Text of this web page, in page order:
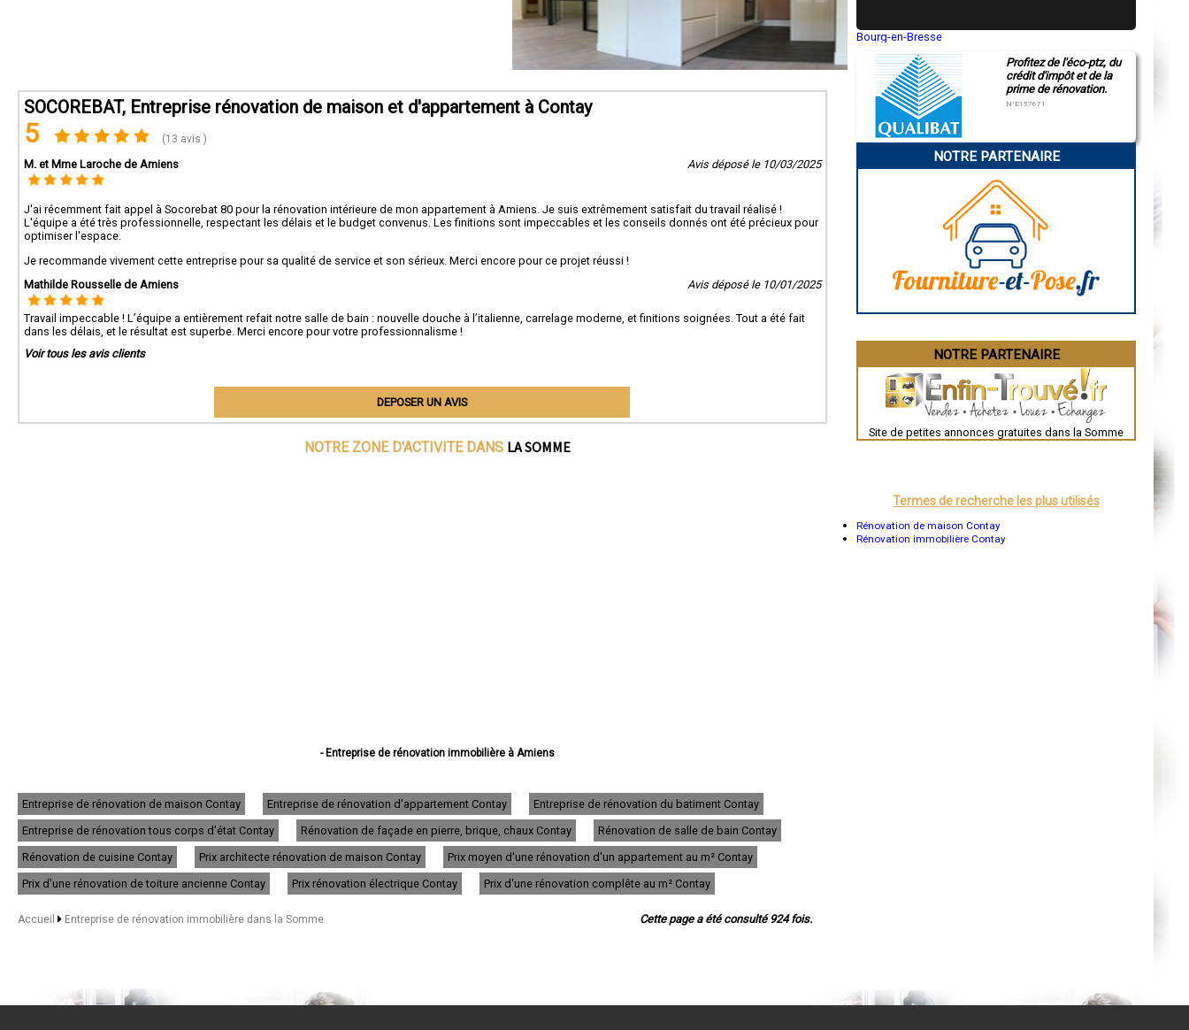
SOCOREBAT, Entreprise rénovation de maison et d'appartement à Contay
5 (13 avis )
M. et Mme Laroche de Amiens Avis déposé le 10/03/2025
J'ai récemment fait appel à Socorebat 80 pour la rénovation intérieure de mon appartement à Amiens. Je suis extrêmement satisfait du travail réalisé !
L'équipe a été très professionnelle, respectant les délais et le budget convenus. Les finitions sont impeccables et les conseils donnés ont été précieux pour
optimiser l'espace.
Je recommande vivement cette entreprise pour sa qualité de service et son sérieux. Merci encore pour ce projet réussi !
Mathilde Rousselle de Amiens
Avis déposé le 10/01/2025
Travail impeccable ! L’équipe a entièrement refait notre salle de bain : nouvelle douche à l’italienne, carrelage moderne, et finitions soignées. Tout a été fait
dans les délais, et le résultat est superbe. Merci encore pour votre professionnalisme !
Voir tous les avis clients
DEPOSER UN AVIS
NOTRE ZONE D'ACTIVITE DANS LA SOMME
- Entreprise de rénovation immobilière à Amiens
- Entreprise de rénovation immobilière à Péronne
- Entreprise de rénovation immobilière à Doullens
- Entreprise de rénovation immobilière à Corbie
- Entreprise de rénovation immobilière à Roye
- Entreprise de rénovation immobilière à Montdidier
- Entreprise de rénovation immobilière à Longueau
- Entreprise de rénovation immobilière à Ham
- Entreprise de rénovation immobilière à Rivery
- Entreprise de rénovation immobilière à Mers-les-Bains
Entreprise de rénovation de maison Contay Entreprise de rénovation d'appartement Contay
Entreprise de rénovation du batiment Contay
Entreprise de rénovation tous corps d'état Contay
Rénovation de façade en pierre, brique, chaux Contay
Rénovation de salle de bain Contay
Rénovation de cuisine Contay
Prix architecte rénovation de maison Contay
Prix moyen d'une rénovation d'un appartement au m² Contay
Prix d'une rénovation de toiture ancienne Contay
Prix rénovation électrique Contay Prix d'une rénovation complête au m² Contay
Cette page a été consulté 924 fois.
Accueil Entreprise de rénovation immobilière dans la Somme
Bourg-en-Bresse
Montluçon
Manosque
Gap
Charleville-Mézières
Pamiers
Narbonne
Brive-la-Gaillarde
Guéret
Besançon
Évreux
Chartres
Nîmes
Auch
Dole
Mont-de-Marsan
Annecy
Paris
Profitez de l'éco-ptz, du
crédit d'impôt et de la
prime de rénovation.
N°E157671
NOTRE PARTENAIRE
NOTRE PARTENAIRE
Site de petites annonces gratuites dans la Somme
Termes de recherche les plus utilisés
Rénovation de maison Contay
Rénovation immobilière Contay